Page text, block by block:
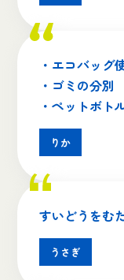
・エコバッグ
・ゴミの分別
・ペットボト
りか
すいどうをむ
うさぎ